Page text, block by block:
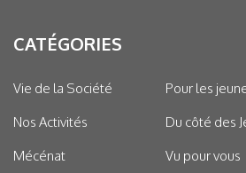
CATÉGORIES
Vie de la Société
Nos Activités
Mécénat
Pour les
Du côté des
Vu pour vous